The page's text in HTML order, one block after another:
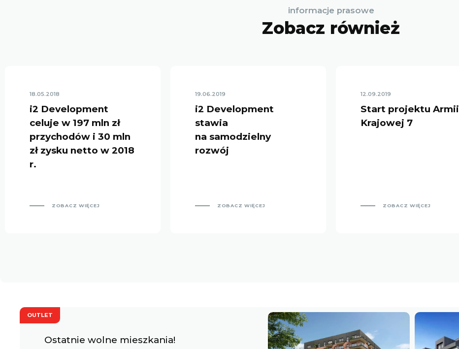
informacje prasowe
Zobacz również
18.05.2018
i2 Development
celuje w 197 mln zł
przychodów i 30 mln
zł zysku netto w 2018
r.
ZOBACZ WIĘCEJ
19.06.2019
i2 Development
stawia
na samodzielny
rozwój
ZOBACZ WIĘCEJ
12.09.2019
Start projektu Armii
Krajowej 7
ZOBACZ WIĘCEJ
OUTLET
Ostatnie wolne mieszkania!